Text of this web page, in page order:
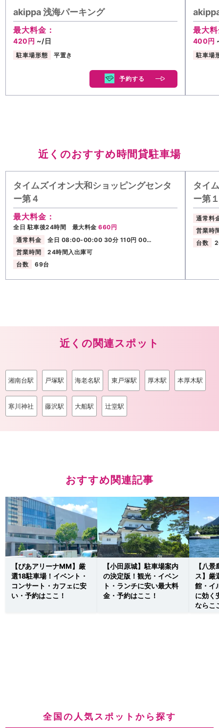
akippa 浅海パーキング
最大料金：
420円 ~/日
駐車場形態 平置き
予約する
最大
400円
駐車場
近くのおすすめ時間貸駐車場
タイムズイオン大和ショッピングセンタ
ー第４
最大料金：
全日 駐車後24時間 最大料金660円
通常料金
全日 08:00-00:00 30分 110円 00…
営業時間
24時間入出庫可
台数
69台
タイ
ー第１
通常料
営業時
台数
近くの関連スポット
湘南台駅 戸塚駅 海老名駅 東戸塚駅 厚木駅 本厚木駅
寒川神社 藤沢駅 大船駅 辻堂駅
おすすめ関連記事
【ぴあアリーナMM】厳
選18駐車場！イベント・
コンサート・カフェに安
い・予約はここ！
【小田原城】駐車場案内
の決定版！観光・イベン
ト・ランチに安い最大料
金・予約はここ！
【八
ス】厳
館・イ
に効く
ならこ
全国の人気スポットから探す